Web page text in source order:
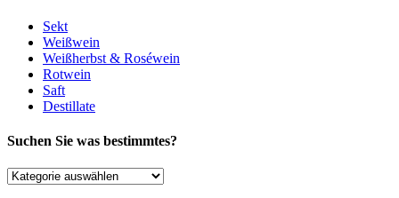
Sekt
Weißwein
Weißherbst & Roséwein
Rotwein
Saft
Destillate
Suchen Sie was bestimmtes?